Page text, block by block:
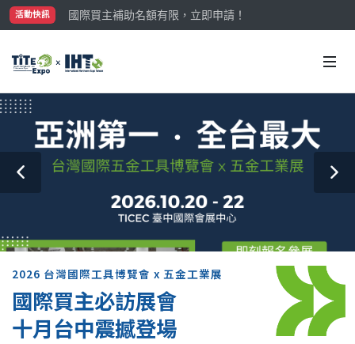
活動快訊
參觀門票開放申請中‼️
最大規模台灣五金展TiTE x IHT，2026/10/20-22與您在臺
2026 台灣國際工具博覽會 x 五金工業展
國際買主必訪展會
十月台中震撼登場